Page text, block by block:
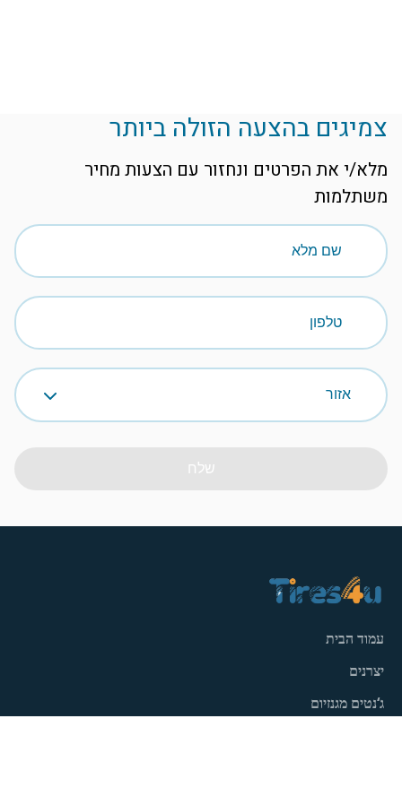
צמיגים בהצעה הזולה ביותר
מלא/י את הפרטים ונחזור עם הצעות מחיר
משתלמות
שם מלא
טלפון
אזור
שלח
עמוד הבית
יצרנים
ג‘נטים מגנזיום